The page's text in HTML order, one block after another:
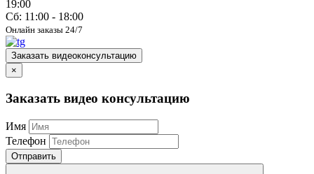
19:00
Сб: 11:00 - 18:00
Онлайн заказы 24/7
Заказать видеоконсультацию
×
Заказать видео консультацию
Имя
Телефон
Отправить